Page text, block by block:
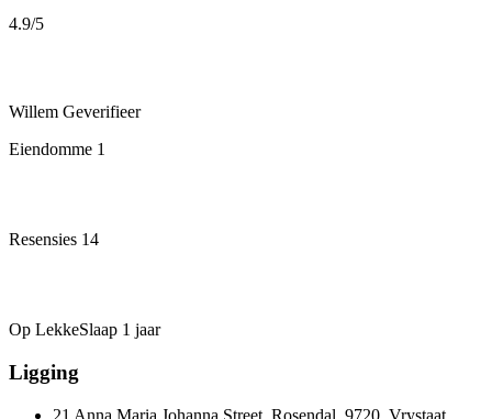
4.9/5
Willem Geverifieer
Eiendomme 1
Resensies 14
Op LekkeSlaap 1 jaar
Ligging
21 Anna Maria Johanna Street, Rosendal, 9720, Vrystaat